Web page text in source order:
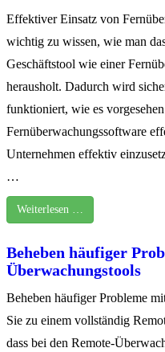
Effektiver Einsatz von
wichtig zu wissen, wie man
Geschäftstool wie einer
herausholt. Dadurch wird
funktioniert, wie es
Fernüberwachungssoftware
Unternehmen effektiv
…
Weiterlesen …
Beheben häufiger
Überwachungstools
Beheben häufiger Probleme
Sie zu einem vollständig
dass bei den Remote-